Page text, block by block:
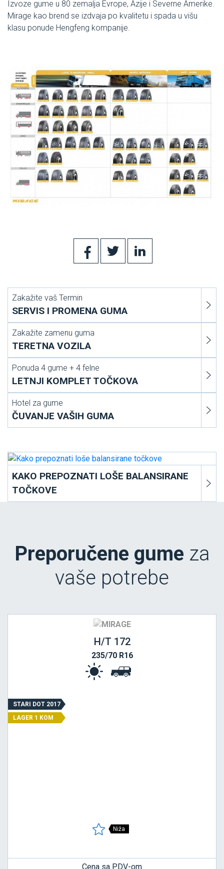
Izvoze gume u 80 zemalja Evrope, Azije i Severne Amerike.
Mirage kao brend se izdvaja po kvalitetu i spada u višu
klasu ponude Hengfeng kompanije.
Zakažite vaš Termin
SERVIS I PROMENA GUMA
Zakažite zamenu guma
TERETNA VOZILA
Ponuda 4 gume + 4 felne
LETNJI KOMPLET TOČKOVA
Hotel za gume
ČUVANJE VAŠIH GUMA
KAKO PREPOZNATI LOŠE BALANSIRANE
TOČKOVE
Preporučene gume za
vaše potrebe
H/T 172
235/70 R16
STARI DOT 2017
LAGER 1 KOM
Niža
Cena sa PDV-om